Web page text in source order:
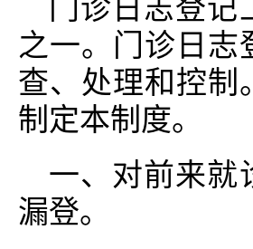
门诊日志登
之一。门诊日志
查、处理和控制
制定本制度。
一、对前来就
漏登。